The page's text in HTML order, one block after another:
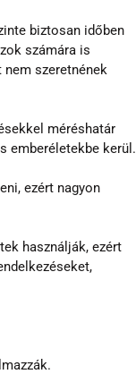
biztosan időben
számára is
szeretnének
méréshatár
emberéletekbe kerül.
ezért nagyon
használják, ezért